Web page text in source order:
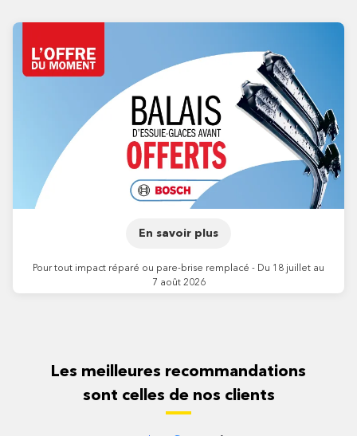
En savoir plus
Pour tout impact réparé ou pare-brise remplacé - Du 18 juillet au
7 août 2026
Les meilleures recommandations
sont celles de nos clients